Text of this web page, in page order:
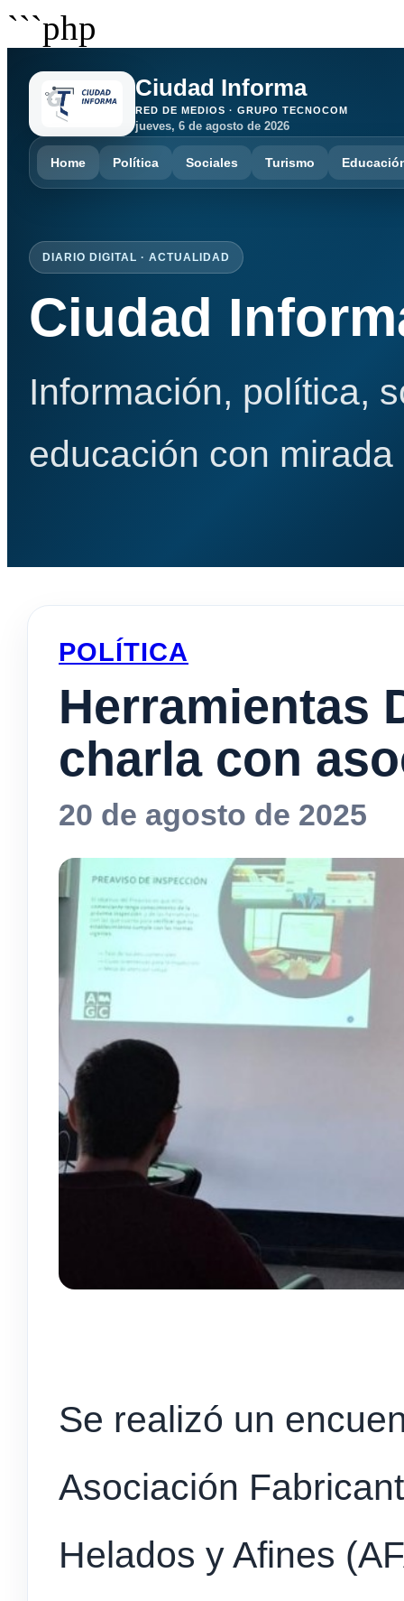
```php
Ciudad Informa
RED DE MEDIOS · GRUPO TECNOCOM
jueves, 6 de agosto de 2026
Home Política Sociales Turismo
DIARIO DIGITAL · ACTUALIDAD
Ciudad
Información, política,
educación con
POLÍTICA
Herramientas
charla con
20 de agosto de 2025
Se realizó un
Asociación
Helados y Afines